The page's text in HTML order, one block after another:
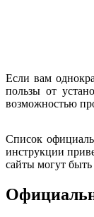
Если вам
пользы от
возможностью
Список
инструкции
сайты могут